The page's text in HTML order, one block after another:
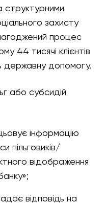
структурними
захисту
процес
44 тисячі клієнтів
державну допомогу.
або субсидій
інформацію
пільговиків/
відображення
відповідь на